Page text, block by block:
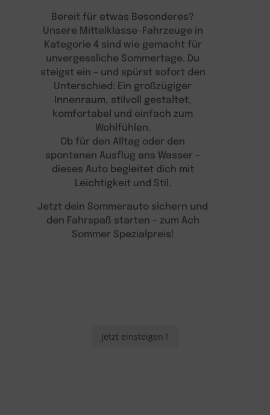
Bereit für etwas Besonderes?
Unsere Mittelklasse-Fahrzeuge in
Kategorie 4 sind wie gemacht für
unvergessliche Sommertage. Du
steigst ein – und spürst sofort den
Unterschied: Ein großzügiger
Innenraum, stilvoll gestaltet,
komfortabel und einfach zum
Wohlfühlen.
Ob für den Alltag oder den
spontanen Ausflug ans Wasser –
dieses Auto begleitet dich mit
Leichtigkeit und Stil.
Jetzt dein Sommerauto sichern und
den Fahrspaß starten – zum Ach
Sommer Spezialpreis!
Jetzt einsteigen !